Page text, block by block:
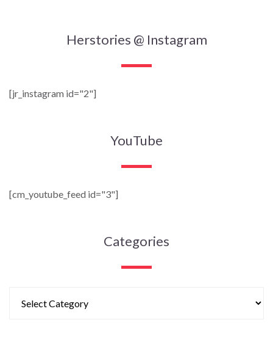
Herstories @ Instagram
[jr_instagram id="2"]
YouTube
[cm_youtube_feed id="3"]
Categories